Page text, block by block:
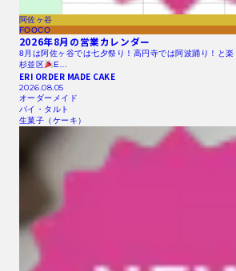
阿佐ヶ谷
FOOCO
2026年8月の営業カレンダー
8月は阿佐ヶ谷では七夕祭り！高円寺では阿波踊り！と
杉並区
E…
ERI ORDER MADE CAKE
2026.08.05
オーダーメイド
パイ・タルト
生菓子（ケーキ）